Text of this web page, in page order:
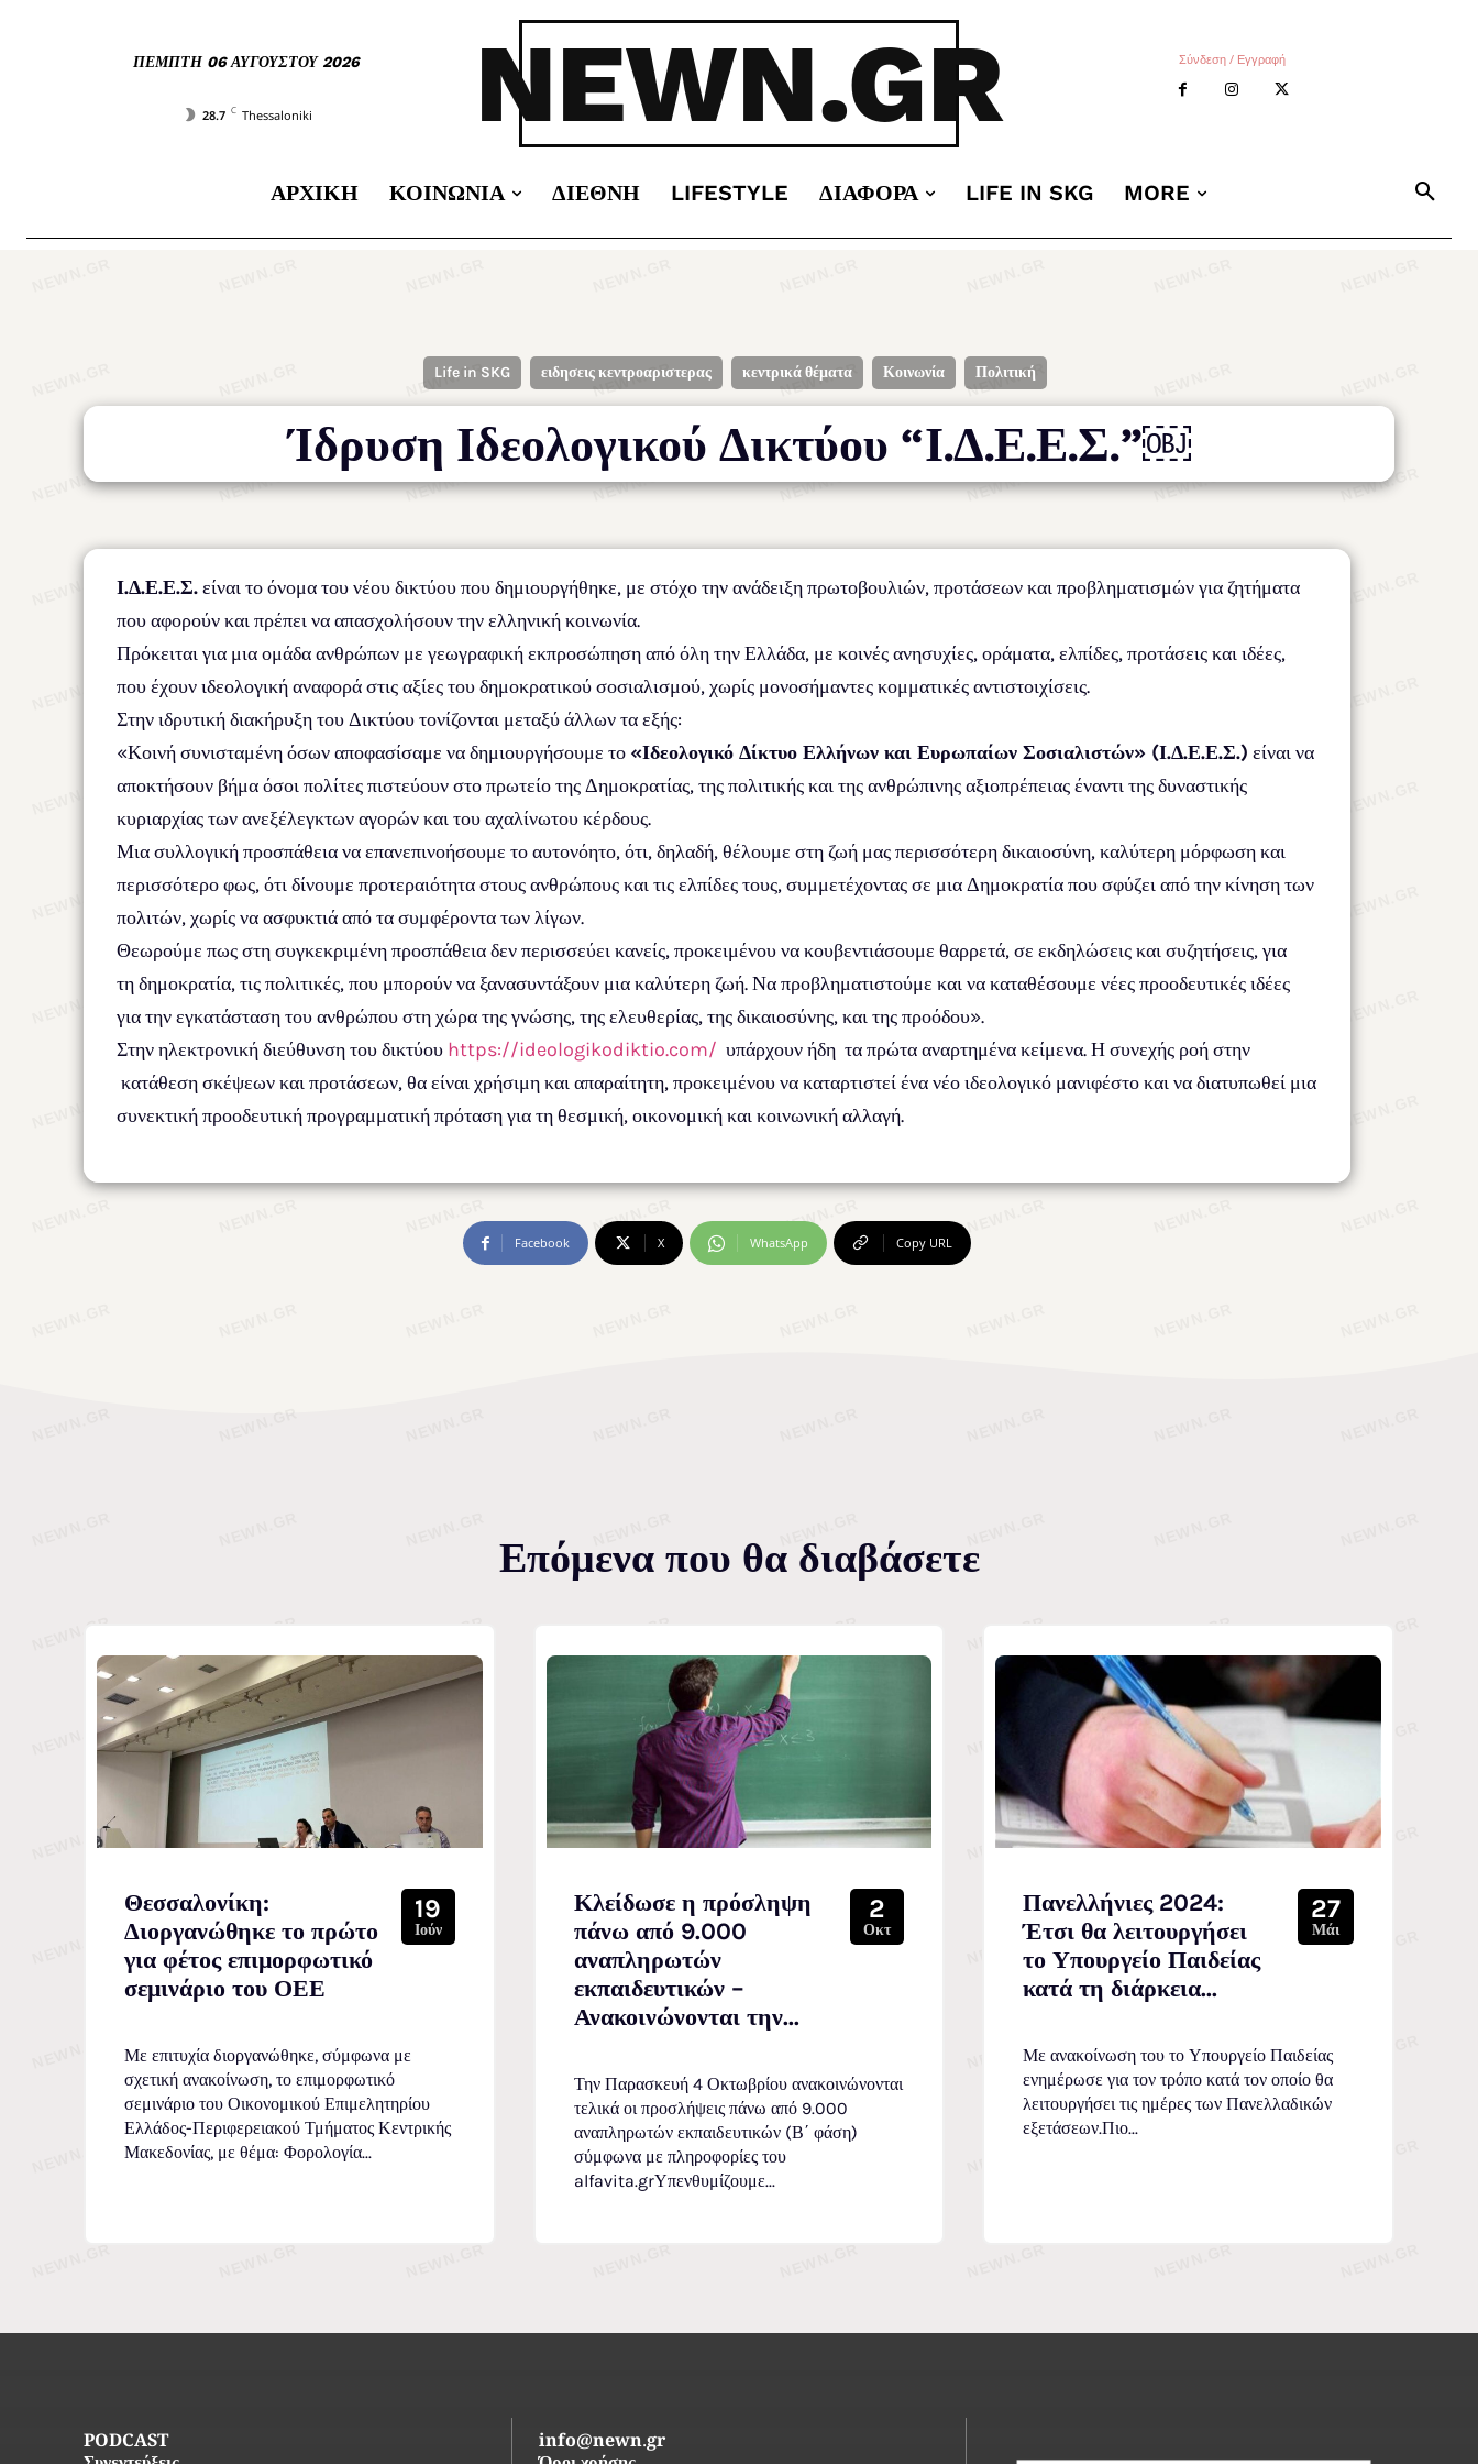
ΠΈΜΠΤΗ 06 ΑΥΓΟΎΣΤΟΥ 2026
28.7 C Thessaloniki NEWN.GR Σύνδεση / Εγγραφή
ΑΡΧΙΚΉ ΚΟΙΝΩΝΊΑ ΔΙΕΘΝΉ LIFESTYLE ΔΙΆΦΟΡΑ LIFE IN SKG MORE
Life in SKG ειδησεις κεντροαριστερας κεντρικά θέματα Κοινωνία Πολιτική
Ίδρυση Ιδεολογικού Δικτύου “Ι.Δ.Ε.Ε.Σ.”￼
Ι.Δ.Ε.Ε.Σ.είναι το όνομα του νέου δικτύου που δημιουργήθηκε, με στόχο την ανάδειξη πρωτοβουλιών, προτάσεων και προβληματισμών για ζητήματα
που αφορούν και πρέπει να απασχολήσουν την ελληνική κοινωνία.
Πρόκειται για μια ομάδα ανθρώπων με γεωγραφική εκπροσώπηση από όλη την Ελλάδα, με κοινές ανησυχίες, οράματα, ελπίδες, προτάσεις και ιδέες,
που έχουν ιδεολογική αναφορά στις αξίες του δημοκρατικού σοσιαλισμού, χωρίς μονοσήμαντες κομματικές αντιστοιχίσεις.
Στην ιδρυτική διακήρυξη του Δικτύου τονίζονται μεταξύ άλλων τα εξής:
«Κοινή συνισταμένη όσων αποφασίσαμε να δημιουργήσουμε το «Ιδεολογικό Δίκτυο Ελλήνων και Ευρωπαίων Σοσιαλιστών» (Ι.Δ.Ε.Ε.Σ.) είναι να
αποκτήσουν βήμα όσοι πολίτες πιστεύουν στο πρωτείο της Δημοκρατίας, της πολιτικής και της ανθρώπινης αξιοπρέπειας έναντι της δυναστικής
κυριαρχίας των ανεξέλεγκτων αγορών και του αχαλίνωτου κέρδους.
Μια συλλογική προσπάθεια να επανεπινοήσουμε το αυτονόητο, ότι, δηλαδή, θέλουμε στη ζωή μας περισσότερη δικαιοσύνη, καλύτερη μόρφωση και
περισσότερο φως, ότι δίνουμε προτεραιότητα στους ανθρώπους και τις ελπίδες τους, συμμετέχοντας σε μια Δημοκρατία που σφύζει από την κίνηση των
πολιτών, χωρίς να ασφυκτιά από τα συμφέροντα των λίγων.
Θεωρούμε πως στη συγκεκριμένη προσπάθεια δεν περισσεύει κανείς, προκειμένου να κουβεντιάσουμε θαρρετά, σε εκδηλώσεις και συζητήσεις, για
τη δημοκρατία, τις πολιτικές, που μπορούν να ξανασυντάξουν μια καλύτερη ζωή. Να προβληματιστούμε και να καταθέσουμε νέες προοδευτικές ιδέες
για την εγκατάσταση του ανθρώπου στη χώρα της γνώσης, της ελευθερίας, της δικαιοσύνης, και της προόδου».
Στην ηλεκτρονική διεύθυνση του δικτύου https://ideologikodiktio.com/ υπάρχουν ήδη τα πρώτα αναρτημένα κείμενα. Η συνεχής ροή στην
κατάθεση σκέψεων και προτάσεων, θα είναι χρήσιμη και απαραίτητη, προκειμένου να καταρτιστεί ένα νέο ιδεολογικό μανιφέστο και να διατυπωθεί μια
συνεκτική προοδευτική προγραμματική πρόταση για τη θεσμική, οικονομική και κοινωνική αλλαγή.
Facebook X WhatsApp Copy URL
Επόμενα που θα διαβάσετε
Θεσσαλονίκη:
Διοργανώθηκε το πρώτο
για φέτος επιμορφωτικό
σεμινάριο του ΟΕΕ
19
Ιούν
Με επιτυχία διοργανώθηκε, σύμφωνα με
σχετική ανακοίνωση, το επιμορφωτικό
σεμινάριο του Οικονομικού Επιμελητηρίου
Ελλάδος-Περιφερειακού Τμήματος Κεντρικής
Μακεδονίας, με θέμα: Φορολογία...
Κλείδωσε η πρόσληψη
πάνω από 9.000
αναπληρωτών
εκπαιδευτικών –
Ανακοινώνονται την...
2
Οκτ
Την Παρασκευή 4 Οκτωβρίου ανακοινώνονται
τελικά οι προσλήψεις πάνω από 9.000
αναπληρωτών εκπαιδευτικών (Β΄ φάση)
σύμφωνα με πληροφορίες του
alfavita.grΥπενθυμίζουμε...
Πανελλήνιες 2024:
Έτσι θα λειτουργήσει
το Υπουργείο Παιδείας
κατά τη διάρκεια...
27
Μάι
Με ανακοίνωση του το Υπουργείο Παιδείας
ενημέρωσε για τον τρόπο κατά τον οποίο θα
λειτουργήσει τις ημέρες των Πανελλαδικών
εξετάσεων.Πιο...
PODCAST info@newn.gr